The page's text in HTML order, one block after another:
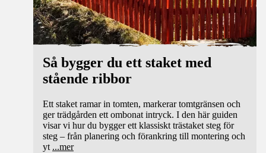
Så bygger du ett staket med
stående ribbor
Ett staket ramar in tomten, markerar tomtgränsen och
ger trädgården ett ombonat intryck. I den här guiden
visar vi hur du bygger ett klassiskt trästaket steg för
steg – från planering och förankring till montering och
yt ...mer